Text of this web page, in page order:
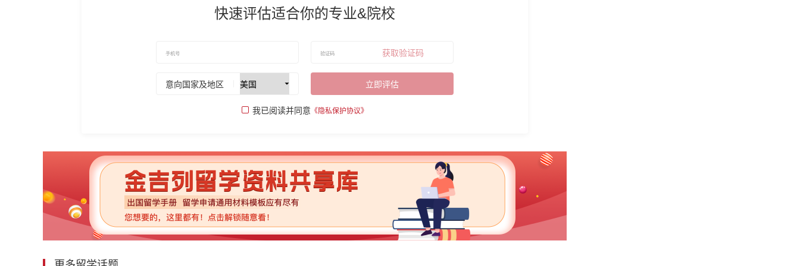
快速评估适合你的专业&院校
获取验证码
意向国家及地区 立即评估
我已阅读并同意 《隐私保护协议》